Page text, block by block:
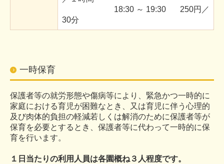
18:30 ～ 19:30 250円／
30分
一時保育
保護者等の就労形態や傷病等により、緊急かつ一時的に
家庭における育児が困難なとき、又は育児に伴う心理的
及び肉体的負担の軽減若しくは解消のために保護者等が
保育を必要とするとき、保護者等に代わって一時的に保
育を行います。
１日当たりの利用人員は各園概ね３人程度です。